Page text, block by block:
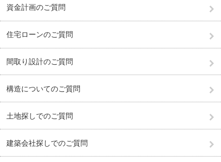
資金計画のご質問
住宅ローンのご質問
間取り設計のご質問
構造についてのご質問
土地探しでのご質問
建築会社探しでのご質問